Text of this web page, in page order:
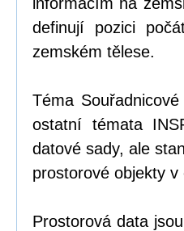
definují pozici
zemském tělese.
Téma
ostatní témata
datové sady, ale
prostorové objekty
Prostorová data